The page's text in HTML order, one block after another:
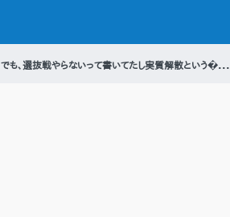
、選抜戦やらないって書いてたし実質解散という�...